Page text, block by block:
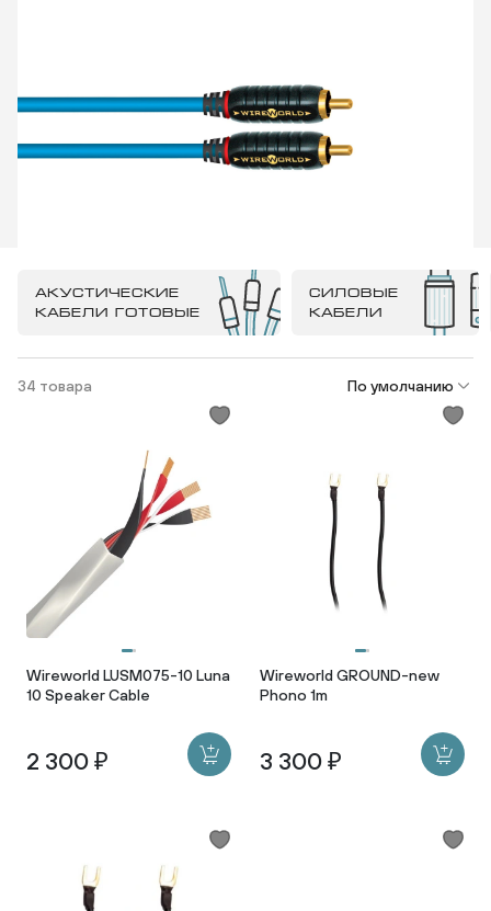
АКУСТИЧЕСКИЕ
КАБЕЛИ ГОТОВЫЕ
СИЛОВЫЕ
КАБЕЛИ
34 товара По умолчанию
Wireworld LUSM075-10 Luna
10 Speaker Cable
2 300 ₽
Wireworld GROUND-new
Phono 1m
3 300 ₽